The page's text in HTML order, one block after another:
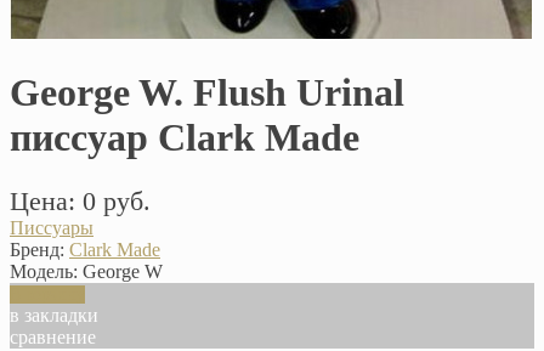
George W. Flush Urinal
писсуар Clark Made
Цена: 0 руб.
Писсуары
Бренд: Clark Made
Модель: George W
в закладки
сравнение